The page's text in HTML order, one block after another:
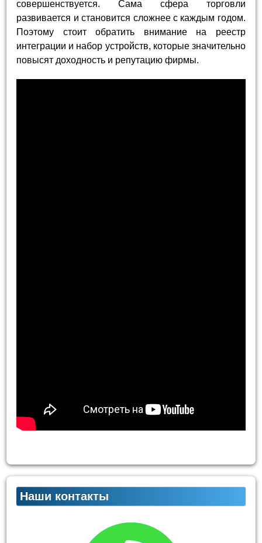
совершенствуется. Сама сфера торговли
развивается и становится сложнее с каждым годом.
Поэтому стоит обратить внимание на реестр
интеграции и набор устройств, которые значительно
повысят доходность и репутацию фирмы.
Наши контакты